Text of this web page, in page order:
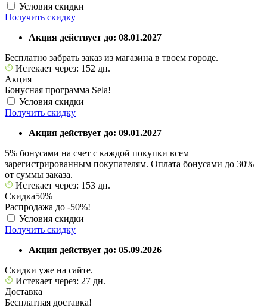
Условия скидки
Получить скидку
Акция действует до: 08.01.2027
Бесплатно забрать заказ из магазина в твоем городе.
Истекает через: 152 дн.
Акция
Бонусная программа Sela!
Условия скидки
Получить скидку
Акция действует до: 09.01.2027
5% бонусами на счет с каждой покупки всем
зарегистрированным покупателям. Оплата бонусами до 30%
от суммы заказа.
Истекает через: 153 дн.
Скидка50%
Распродажа до -50%!
Условия скидки
Получить скидку
Акция действует до: 05.09.2026
Скидки уже на сайте.
Истекает через: 27 дн.
Доставка
Бесплатная доставка!